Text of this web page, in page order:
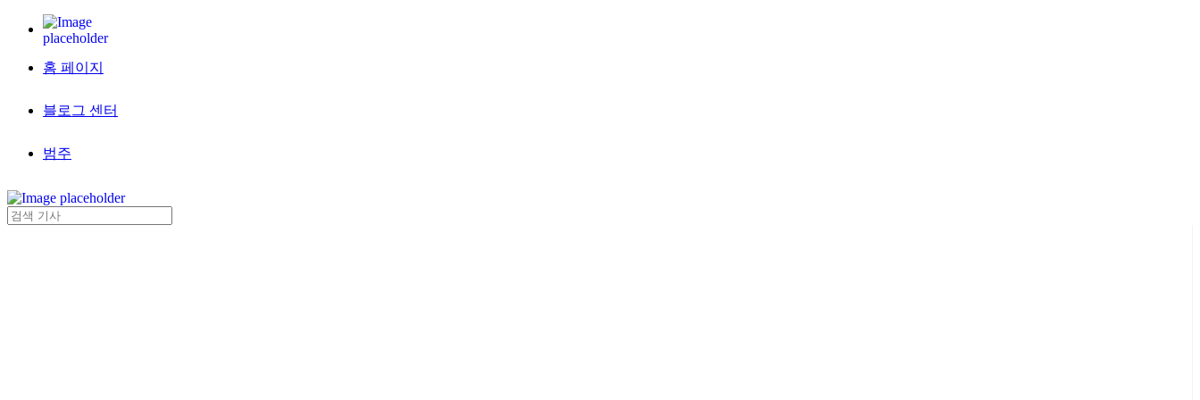
홈 페이지
블로그 센터
범주